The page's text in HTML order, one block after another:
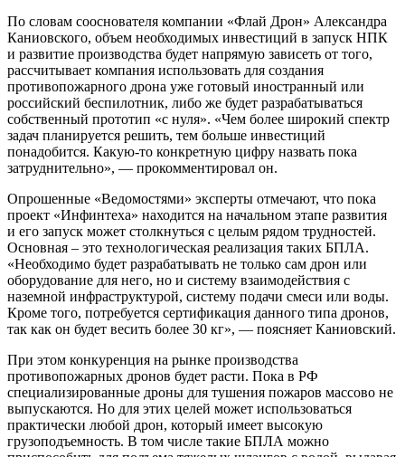
По словам сооснователя компании «Флай Дрон» Александра
Каниовского, объем необходимых инвестиций в запуск НПК
и развитие производства будет напрямую зависеть от того,
рассчитывает компания использовать для создания
противопожарного дрона уже готовый иностранный или
российский беспилотник, либо же будет разрабатываться
собственный прототип «с нуля». «Чем более широкий спектр
задач планируется решить, тем больше инвестиц­ий
понадобится. Какую-то конкретную цифру назвать пока
затруднительно», — прокомментировал он.
Опрошенные «Ведомостями» эксперты отмечают, что пока
проект «Инфинтеха» находится на начальном этапе развития
и его запуск может столкнуться с целым рядом трудностей.
Основная – это технологическая реализация таких БПЛА.
«Необходимо будет разрабатывать не толь­ко сам дрон или
оборуд­ование для него, но и систему взаимодейс­твия с
наземной инфр­аструктурой, систему подачи смеси или во­ды.
Кроме того, потр­ебуется сертификация данного типа дронов,
так как он будет весить более 30 кг», — поясняет Каниовский.
При этом конкуренция на рынке производства
противопожарных дронов будет расти. Пока в РФ
специализированные дроны для тушения пожаров массово не
выпускаются. Но для этих целей может использоваться
практически любой дрон, который имеет высокую
грузоподъе­мность. В том числе такие БПЛА можно